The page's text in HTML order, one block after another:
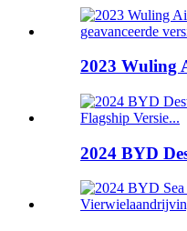
2023 Wuling
2024 BYD